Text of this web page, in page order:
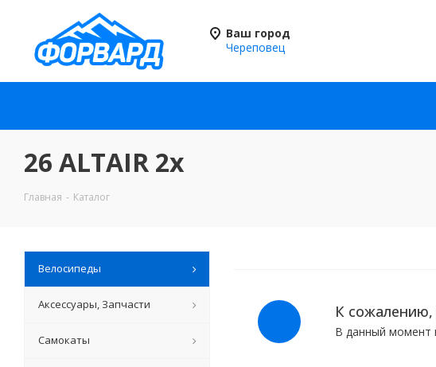
Ваш город
Череповец
26 ALTAIR 2х
Главная - Каталог
К сожалению,
В данный момент
Велосипеды
Аксессуары, Запчасти
Самокаты